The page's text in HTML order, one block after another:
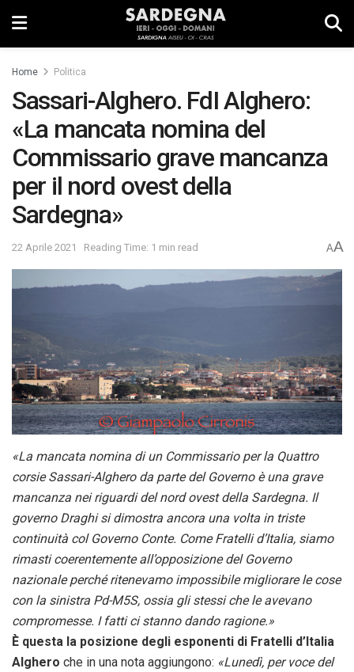
Home Politica
Sassari-Alghero. FdI Alghero:
«La mancata nomina del
Commissario grave mancanza
per il nord ovest della
Sardegna»
22 Aprile 2021 Reading Time: 1 min read AA
«La mancata nomina di un Commissario per la Quattro
corsie Sassari-Alghero da parte del Governo è una grave
mancanza nei riguardi del nord ovest della Sardegna. Il
governo Draghi si dimostra ancora una volta in triste
continuità col Governo Conte. Come Fratelli d’Italia, siamo
rimasti coerentemente all’opposizione del Governo
nazionale perché ritenevamo impossibile migliorare le cose
con la sinistra Pd-M5S, ossia gli stessi che le avevano
compromesse. I fatti ci stanno dando ragione.»
È questa la posizione degli esponenti di Fratelli d’Italia
Alghero che in una nota aggiungono: «Lunedì, per voce del